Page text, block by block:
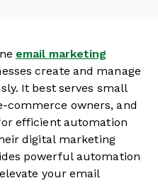
email marketing
create and manage
It best serves small
commerce owners, and
efficient automation
digital marketing
powerful automation
your email